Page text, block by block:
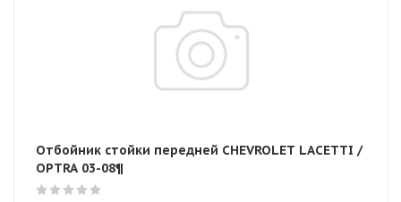
Отбойник стойки передней CHEVROLET LACETTI /
OPTRA 03-08¶